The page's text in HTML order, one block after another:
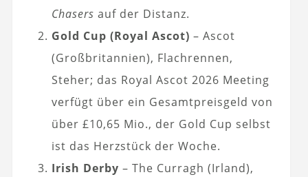
Chasers auf der Distanz.
Gold Cup (Royal Ascot) – Ascot
(Großbritannien), Flachrennen,
Steher; das Royal Ascot 2026 Meeting
verfügt über ein Gesamtpreisgeld von
über £10,65 Mio., der Gold Cup selbst
ist das Herzstück der Woche.
Irish Derby – The Curragh (Irland),